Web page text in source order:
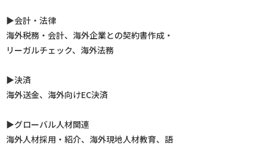
▶︎会計・法律
海外税務・会計、海外企業との契約書作成・
リーガルチェック、海外法務
▶︎決済
海外送金、海外向けEC決済
▶︎グローバル人材関連
海外人材採用・紹介、海外現地人材教育、語